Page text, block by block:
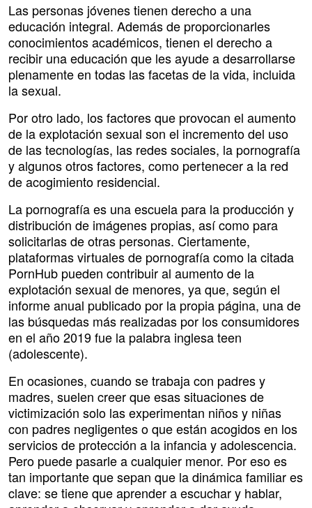
Las personas jóvenes tienen derecho a una
educación integral. Además de proporcionarles
conocimientos académicos, tienen el derecho a
recibir una educación que les ayude a desarrollarse
plenamente en todas las facetas de la vida, incluida
la sexual.
Por otro lado, los factores que provocan el aumento
de la explotación sexual son el incremento del uso
de las tecnologías, las redes sociales, la pornografía
y algunos otros factores, como pertenecer a la red
de acogimiento residencial.
La pornografía es una escuela para la producción y
distribución de imágenes propias, así como para
solicitarlas de otras personas. Ciertamente,
plataformas virtuales de pornografía como la citada
PornHub pueden contribuir al aumento de la
explotación sexual de menores, ya que, según el
informe anual publicado por la propia página, una de
las búsquedas más realizadas por los consumidores
en el año 2019 fue la palabra inglesa teen
(adolescente).
En ocasiones, cuando se trabaja con padres y
madres, suelen creer que esas situaciones de
victimización solo las experimentan niños y niñas
con padres negligentes o que están acogidos en los
servicios de protección a la infancia y adolescencia.
Pero puede pasarle a cualquier menor. Por eso es
tan importante que sepan que la dinámica familiar es
clave: se tiene que aprender a escuchar y hablar,